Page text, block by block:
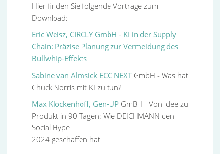
Hier finden Sie folgende Vorträge zum
Download:
Eric Weisz, CIRCLYGmbH - KI in der Supply
Chain: Präzise Planung zur Vermeidung des
Bullwhip-Effekts
Sabine van Almsick ECC NEXTGmbH - Was hat
Chuck Norris mit KI zu tun?
Max Klockenhoff, Gen-UP GmBH - Von Idee zu
Produkt in 90 Tagen: Wie DEICHMANN den
Social Hype
2024 geschaffen hat